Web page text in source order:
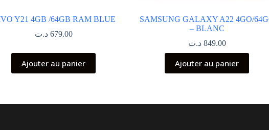
Y21 4GB /64GB RAM BLUE
679.00 د.ت
Ajouter au panier
SAMSUNG GALAXY A22 4GO/
– BLANC
849.00 د.ت
Ajouter au panier